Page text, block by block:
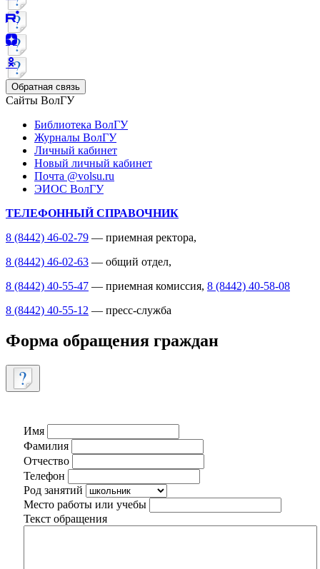
Обратная связь
Сайты ВолГУ
Библиотека ВолГУ
Журналы ВолГУ
Личный кабинет
Новый личный кабинет
Почта @volsu.ru
ЭИОС ВолГУ
ТЕЛЕФОННЫЙ СПРАВОЧНИК
8 (8442) 46-02-79 — приемная ректора,
8 (8442) 46-02-63 — общий отдел,
8 (8442) 40-55-47 — приемная комиссия, 8 (8442) 40-58-08
8 (8442) 40-55-12 — пресс-служба
Форма обращения граждан
Имя
Фамилия
Отчество
Телефон
Род занятий
Место работы или учебы
Текст обращения